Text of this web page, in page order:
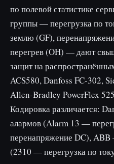
по полевой статистике
группы — перегрузка по
землю (GF),
перегрев (OH) — дают
защит на
ACS580, Danfoss FC-302,
Allen-Bradley PowerFlex
Кодировка различается:
алармов (Alarm 13 —
перенапряжение DC),
(2310 — перегрузка по